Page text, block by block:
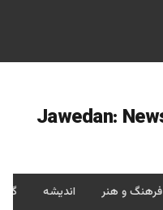
فرهنگ و هنر اندیشه